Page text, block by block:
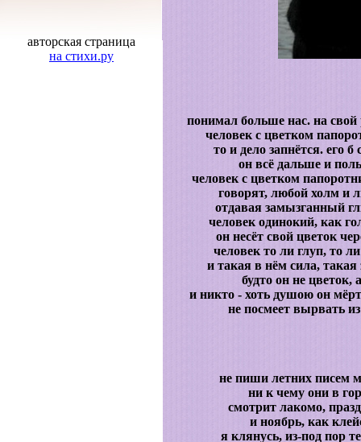
авторская страница
на стихи.ру
понимал больше нас. на
человек с цветком
то и дело запнётся. его
он всё дальше и
человек с цветком
говорят, любой холм и
отдавая замызганный
человек одинокий, как
он несёт свой цветок
человек то ли глуп, то
и такая в нём сила,
будто он не цветок,
и никто - хоть душою он
не посмеет вырвать
не пиши летних писем
ни к чему они в
смотрит лакомо,
и ноябрь, как
я клянусь, из-под пор